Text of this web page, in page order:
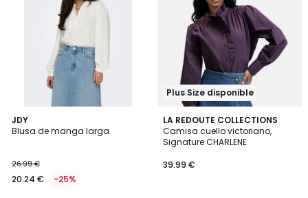
JDY
Blusa de manga larga
26.99 €
20.24 € -25%
2
Colores
Plus Size disponible
LA REDOUTE COLLECTIONS
Camisa cuello victoriano,
Signature CHARLENE
39.99 €
3,7
/ 5